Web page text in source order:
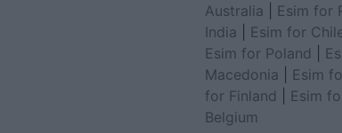
Australia
Esim for
India
Esim for
Esim for Poland
Macedonia
Esim
for Finland
Esim
Belgium